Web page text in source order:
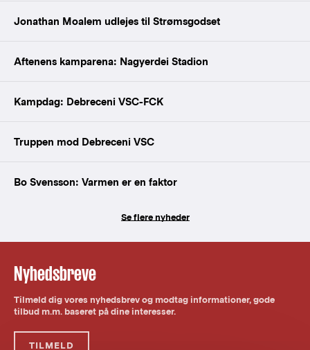
Jonathan Moalem udlejes til Strømsgodset
Aftenens kamparena: Nagyerdei Stadion
Kampdag: Debreceni VSC-FCK
Truppen mod Debreceni VSC
Bo Svensson: Varmen er en faktor
Se flere nyheder
Nyhedsbreve
Tilmeld dig vores nyhedsbrev og modtag informationer, gode
tilbud m.m. baseret på dine interesser.
TILMELD